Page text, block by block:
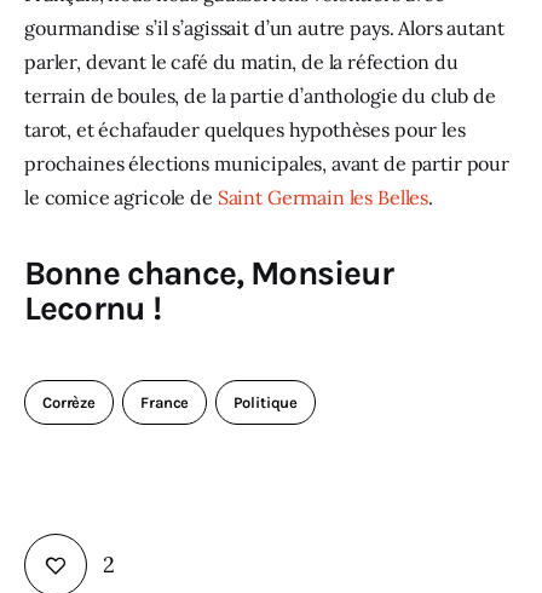
gourmandise s’il s’agissait d’un autre pays. Alors autant
parler, devant le café du matin, de la réfection du
terrain de boules, de la partie d’anthologie du club de
tarot, et échafauder quelques hypothèses pour les
prochaines élections municipales, avant de partir pour
le comice agricole de Saint Germain les Belles.
Bonne chance, Monsieur
Lecornu !
Corrèze France Politique
2